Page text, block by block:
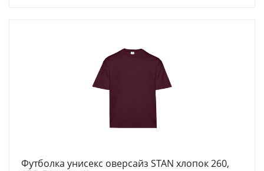
Футболка унисекс оверсайз STAN хлопок 260,